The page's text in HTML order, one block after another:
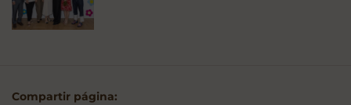
Compartir página: